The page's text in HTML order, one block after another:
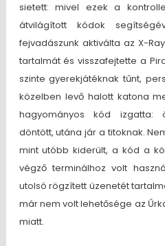
sietett: mivel ezek a
átvilágított kódok
fejvadászunk aktiválta az X-
tartalmát és visszafejtette a
szinte gyerekjátéknak tűnt,
közelben levő halott katona
hagyományos kód izgatta:
döntött, utána jár a titoknak.
mint utóbb kiderült, a kód a
végző terminálhoz volt
utolsó rögzített üzenetét
már nem volt lehetősége az
miatt.